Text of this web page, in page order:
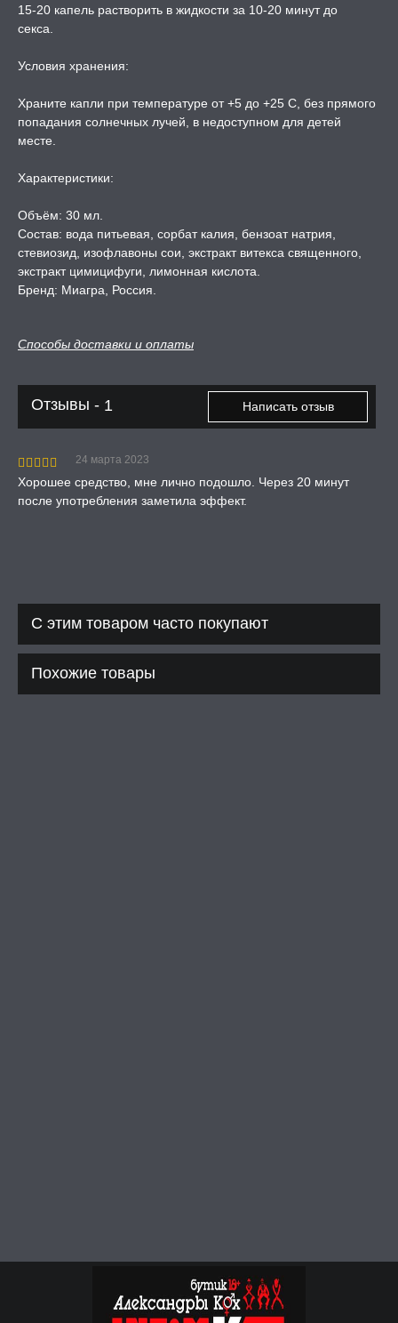
15-20 капель растворить в жидкости за 10-20 минут до
секса.
Условия хранения:
Храните капли при температуре от +5 до +25 С, без прямого
попадания солнечных лучей, в недоступном для детей
месте.
Характеристики:
Объём: 30 мл.
Состав: вода питьевая, сорбат калия, бензоат натрия,
стевиозид, изофлавоны сои, экстракт витекса священного,
экстракт цимицифуги, лимонная кислота.
Бренд: Миагра, Россия.
Способы доставки и оплаты
Отзывы - 1 Написать отзыв
24 марта 2023
Хорошее средство, мне лично подошло. Через 20 минут
после употребления заметила эффект.
С этим товаром часто покупают
Похожие товары